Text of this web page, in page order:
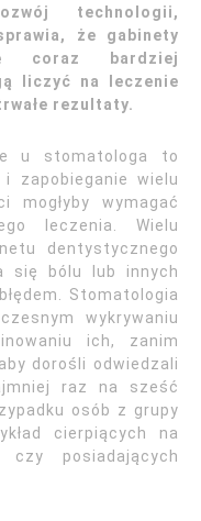
technologii,
że gabinety
coraz bardziej
liczyć na leczenie
rezultaty.
u stomatologa to
zapobieganie wielu
mogłyby wymagać
leczenia. Wielu
dentystycznego
się bólu lub innych
Stomatologia
wykrywaniu
ich, zanim
dorośli odwiedzali
raz na sześć
osób z grupy
cierpiących na
czy posiadających